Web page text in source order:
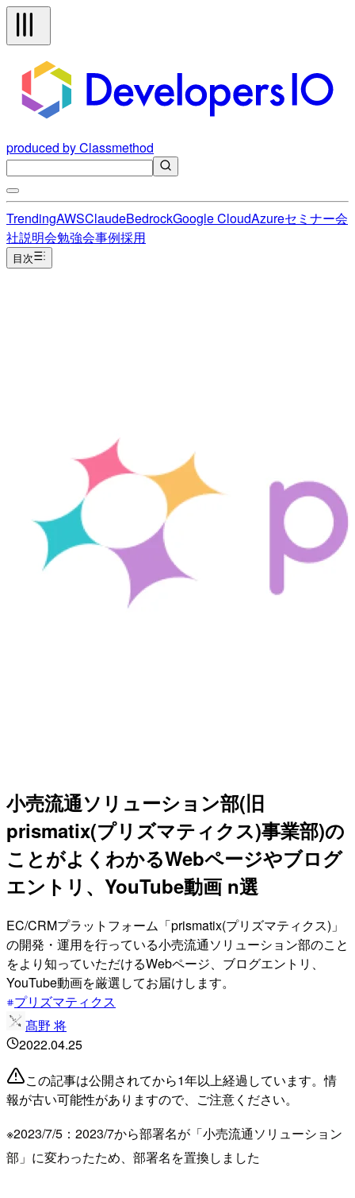
produced by Classmethod
TrendingAWSClaudeBedrockGoogle CloudAzureセミナー会
社説明会勉強会事例採用
目次
小売流通ソリューション部(旧
prismatix(プリズマティクス)事業部)の
ことがよくわかるWebページやブログ
エントリ、YouTube動画 n選
EC/CRMプラットフォーム「prismatix(プリズマティクス)」
の開発・運用を行っている小売流通ソリューション部のこと
をより知っていただけるWebページ、ブログエントリ、
YouTube動画を厳選してお届けします。
プリズマティクス
髙野 将
2022.04.25
この記事は公開されてから1年以上経過しています。情
報が古い可能性がありますので、ご注意ください。
※2023/7/5：2023/7から部署名が「小売流通ソリューション
部」に変わったため、部署名を置換しました